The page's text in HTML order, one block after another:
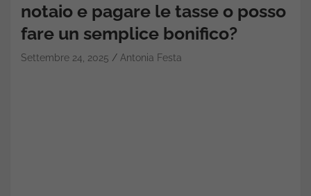
notaio e pagare le tasse o posso
fare un semplice bonifico?
Settembre 24, 2025 Antonia Festa